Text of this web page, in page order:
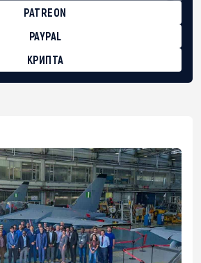
PATREON
PAYPAL
КРИПТА